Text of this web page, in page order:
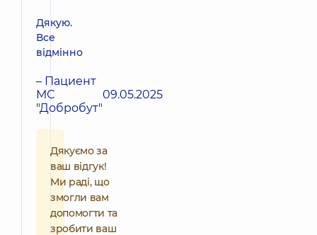
Дякую.
Все
відмінно
– Пациент
МС
"Добробут"
09.05.2025
Дякуємо за
ваш відгук!
Ми раді, що
змогли вам
допомогти та
зробити ваш